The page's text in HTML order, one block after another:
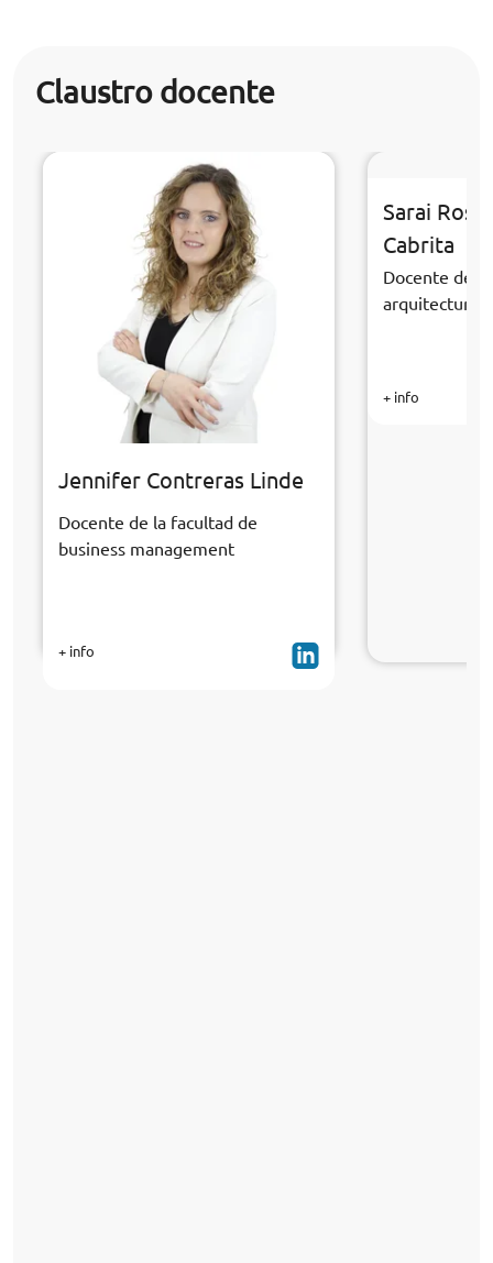
Claustro docente
Jennifer Contreras Linde
Docente de la facultad de
business management
+ info
Sarai
Cabrita
Docente de
arquitectura
+ info